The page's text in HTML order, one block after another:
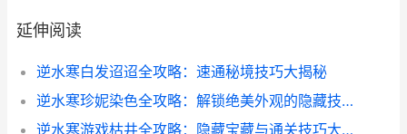
延伸阅读
逆水寒白发迢迢全攻略：速通秘境技巧大揭秘
逆水寒珍妮染色全攻略：解锁绝美外观的隐藏技巧
逆水寒游戏枯井全攻略：隐藏宝藏与通关技巧大揭秘